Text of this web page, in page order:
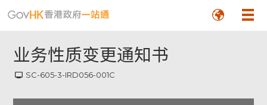
业务性质变更通知书
SC-605-3-IRD056-001C